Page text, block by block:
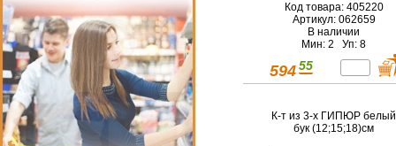
Код товара: 405220
Артикул: 062659
В наличии
Мин: 2 Уп: 8
594 55
К-т из 3-х ГИПЮР белый
бук (12;15;18)см